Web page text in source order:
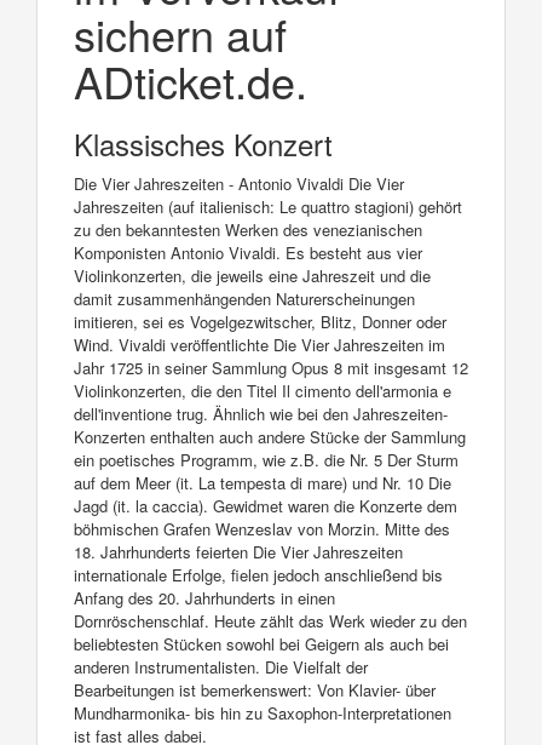
sichern auf
ADticket.de.
Klassisches Konzert
Die Vier Jahreszeiten - Antonio Vivaldi Die Vier
Jahreszeiten (auf italienisch: Le quattro stagioni) gehört
zu den bekanntesten Werken des venezianischen
Komponisten Antonio Vivaldi. Es besteht aus vier
Violinkonzerten, die jeweils eine Jahreszeit und die
damit zusammenhängenden Naturerscheinungen
imitieren, sei es Vogelgezwitscher, Blitz, Donner oder
Wind. Vivaldi veröffentlichte Die Vier Jahreszeiten im
Jahr 1725 in seiner Sammlung Opus 8 mit insgesamt 12
Violinkonzerten, die den Titel Il cimento dell'armonia e
dell'inventione trug. Ähnlich wie bei den Jahreszeiten-
Konzerten enthalten auch andere Stücke der Sammlung
ein poetisches Programm, wie z.B. die Nr. 5 Der Sturm
auf dem Meer (it. La tempesta di mare) und Nr. 10 Die
Jagd (it. la caccia). Gewidmet waren die Konzerte dem
böhmischen Grafen Wenzeslav von Morzin. Mitte des
18. Jahrhunderts feierten Die Vier Jahreszeiten
internationale Erfolge, fielen jedoch anschließend bis
Anfang des 20. Jahrhunderts in einen
Dornröschenschlaf. Heute zählt das Werk wieder zu den
beliebtesten Stücken sowohl bei Geigern als auch bei
anderen Instrumentalisten. Die Vielfalt der
Bearbeitungen ist bemerkenswert: Von Klavier- über
Mundharmonika- bis hin zu Saxophon-Interpretationen
ist fast alles dabei.